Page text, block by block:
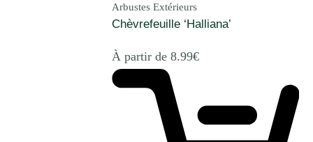
Arbustes Extérieurs
Chèvrefeuille ‘Halliana’
À partir de 8.99€